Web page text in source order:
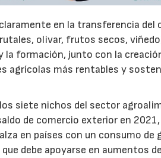
en la transferencia
olivar, frutos secos,
la formación, junto con la
agrícolas más rentables y
siete nichos del sector
de comercio exterior en
en países con un consumo de
debe apoyarse en aumentos